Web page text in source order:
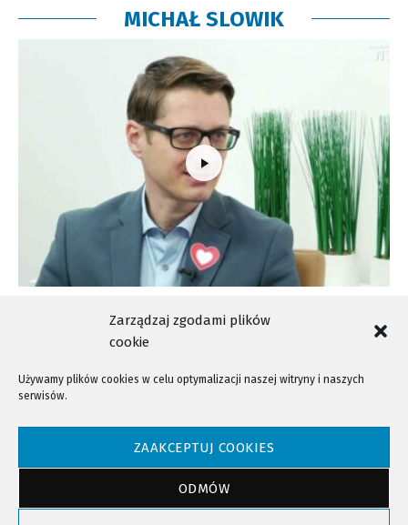
Zarządzaj zgodami plików
cookie
Używamy plików cookies w celu optymalizacji naszej witryny i naszych
serwisów.
ZAAKCEPTUJ COOKIES
ODMÓW
MICHAŁ SLOWIK
Rozmowa Dnia – Michał Słowik
NTV - Nasza Telewizja Sądecka © 2023 Wszystkie prawa zastrzeżone!